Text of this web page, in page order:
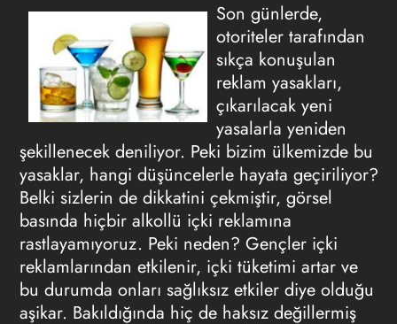
Son günlerde,
otoriteler tarafından
sıkça konuşulan
reklam yasakları,
çıkarılacak yeni
yasalarla yeniden
şekillenecek deniliyor. Peki bizim ülkemizde bu
yasaklar, hangi düşüncelerle hayata geçiriliyor?
Belki sizlerin de dikkatini çekmiştir, görsel
basında hiçbir alkollü içki reklamına
rastlayamıyoruz. Peki neden? Gençler içki
reklamlarından etkilenir, içki tüketimi artar ve
bu durumda onları sağlıksız etkiler diye olduğu
aşikar. Bakıldığında hiç de haksız değillermiş